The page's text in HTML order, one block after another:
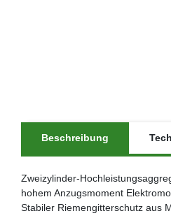
Beschreibung
Zweizylinder-
hohem Anzugsmoment
Stabiler Riemengitterschutz aus